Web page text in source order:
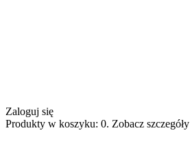
Zaloguj się
Produkty w koszyku: 0. Zobacz szczegóły